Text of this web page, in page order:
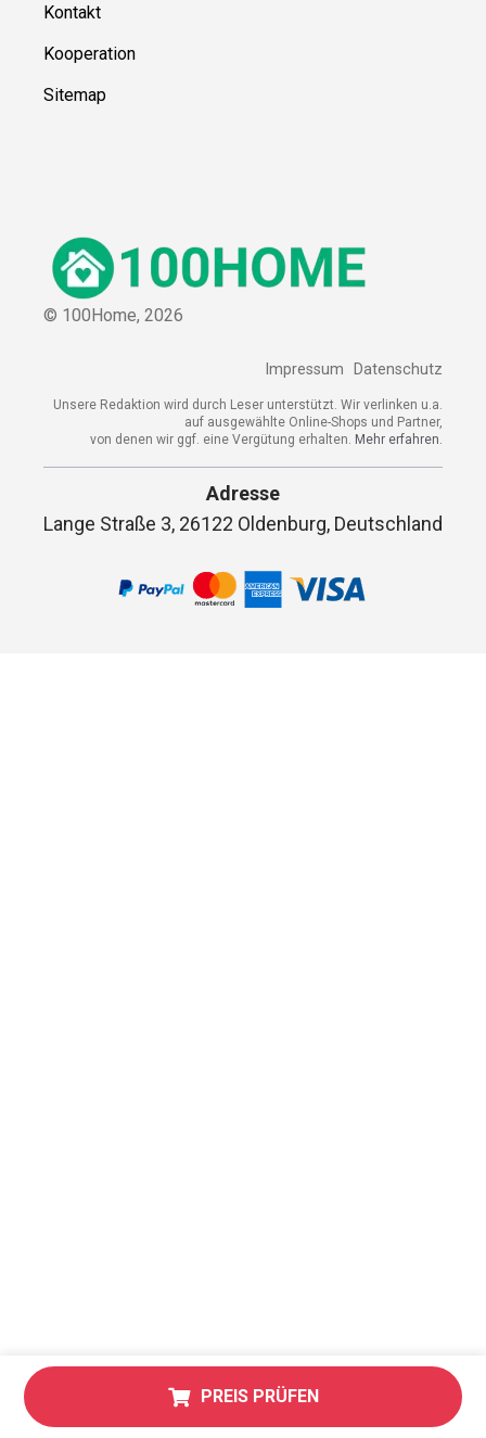
PREIS PRÜFEN
Kontakt
Kooperation
Sitemap
© 100Home, 2026
Impressum Datenschutz
Unsere Redaktion wird durch Leser unterstützt. Wir verlinken u.a.
auf ausgewählte Online-Shops und Partner,
von denen wir ggf. eine Vergütung erhalten. Mehr erfahren.
Adresse
Lange Straße 3, 26122 Oldenburg, Deutschland